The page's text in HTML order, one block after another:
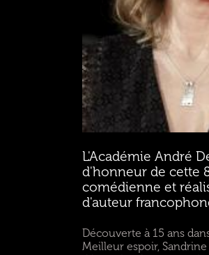
L'Académie André
d'honneur de cette
comédienne et
d'auteur
Découverte à 15 ans
Meilleur espoir,